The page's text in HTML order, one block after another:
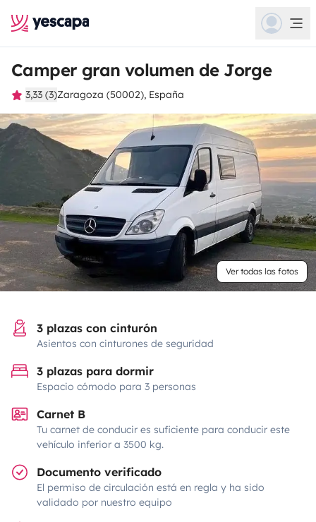
Camper gran volumen de Jorge
3,33 (3)Zaragoza (50002), España
Ver todas las fotos
3 plazas con cinturón
Asientos con cinturones de seguridad
3 plazas para dormir
Espacio cómodo para 3 personas
Carnet B
Tu carnet de conducir es suficiente para conducir este
vehículo inferior a 3500 kg.
Documento verificado
El permiso de circulación está en regla y ha sido
validado por nuestro equipo